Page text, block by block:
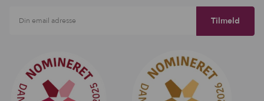
Din email adresse